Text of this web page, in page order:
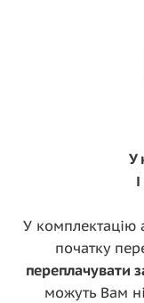
У
У комплектацію
початку
переплачувати
можуть Вам